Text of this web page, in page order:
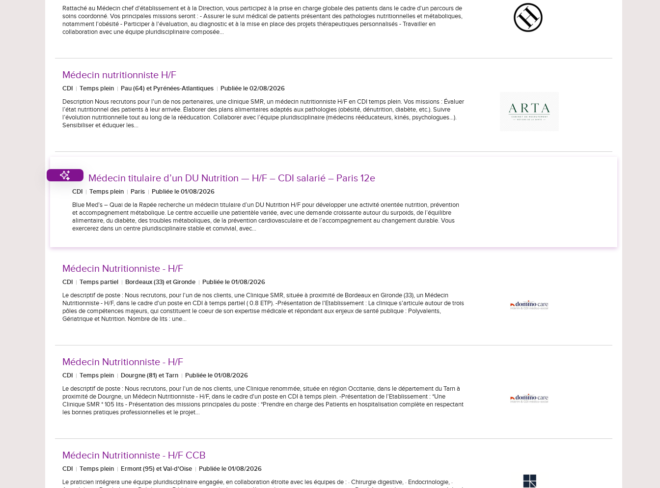
Rattaché au Médecin chef d'établissement et à la Direction, vous participez à la prise en charge globale des patients dans le cadre d'un parcours de
soins coordonné. Vos principales missions seront : - Assurer le suivi médical de patients présentant des pathologies nutritionnelles et métaboliques,
notamment l'obésité - Participer à l'évaluation, au diagnostic et à la mise en place des projets thérapeutiques personnalisés - Travailler en
collaboration avec une équipe pluridisciplinaire composée…
Médecin nutritionniste H/F
CDI Temps plein Pau (64) et Pyrénées-Atlantiques
Publiée le 02/08/2026
Description Nous recrutons pour l'un de nos partenaires, une clinique SMR, un médecin nutritionniste H/F en CDI temps plein. Vos missions : Évaluer
l’état nutritionnel des patients à leur arrivée. Élaborer des plans alimentaires adaptés aux pathologies (obésité, dénutrition, diabète, etc.). Suivre
l’évolution nutritionnelle tout au long de la rééducation. Collaborer avec l’équipe pluridisciplinaire (médecins rééducateurs, kinés, psychologues…).
Sensibiliser et éduquer les…
Médecin titulaire d’un DU Nutrition — H/F – CDI salarié – Paris 12e
CDI Temps plein Paris
Publiée le 01/08/2026
Blue Med’s – Quai de la Rapée recherche un médecin titulaire d’un DU Nutrition H/F pour développer une activité orientée nutrition, prévention
et accompagnement métabolique. Le centre accueille une patientèle variée, avec une demande croissante autour du surpoids, de l’équilibre
alimentaire, du diabète, des troubles métaboliques, de la prévention cardiovasculaire et de l’accompagnement au changement durable. Vous
exercerez dans un centre pluridisciplinaire stable et convivial, avec…
Médecin Nutritionniste - H/F
CDI Temps partiel Bordeaux (33) et Gironde
Publiée le 01/08/2026
Le descriptif de poste : Nous recrutons, pour l'un de nos clients, une Clinique SMR, située à proximité de Bordeaux en Gironde (33), un Médecin
Nutritionniste - H/F, dans le cadre d'un poste en CDI à temps partiel ( 0.8 ETP). -Présentation de l'Etablissement : La clinique s'articule autour de trois
pôles de compétences majeurs, qui constituent le coeur de son expertise médicale et répondant aux enjeux de santé publique : Polyvalents,
Gériatrique et Nutrition. Nombre de lits : une…
Médecin Nutritionniste - H/F
CDI Temps plein Dourgne (81) et Tarn
Publiée le 01/08/2026
Le descriptif de poste : Nous recrutons, pour l'un de nos clients, une Clinique renommée, située en région Occitanie, dans le département du Tarn à
proximité de Dourgne, un Médecin Nutritionniste - H/F, dans le cadre d'un poste en CDI à temps plein. -Présentation de l'Etablissement : *Une
Clinique SMR * 105 lits - Présentation des missions principales du poste : *Prendre en charge des Patients en hospitalisation complète en respectant
les bonnes pratiques professionnelles et le projet…
Médecin Nutritionniste - H/F CCB
CDI Temps plein Ermont (95) et Val-d'Oise
Publiée le 01/08/2026
Le praticien intégrera une équipe pluridisciplinaire engagée, en collaboration étroite avec les équipes de : · Chirurgie digestive, · Endocrinologie, ·